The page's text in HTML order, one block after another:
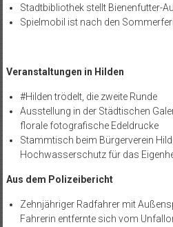
Stadtbibliothek stellt Bienenfutter-
Spielmobil ist nach den
Veranstaltungen in Hilden
#Hilden trödelt, die zweite Runde
Ausstellung in der Städtischen
florale fotografische Edeldrucke
Stammtisch beim Bürgerverein
Hochwasserschutz für das
Aus dem Polizeibericht
Zehnjähriger Radfahrer mit
Fahrerin entfernte sich vom